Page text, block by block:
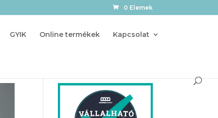
0 Elemek
GYIK Online termékek Kapcsolat